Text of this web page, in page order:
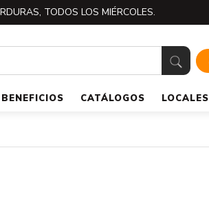
TODOS LOS MIÉRCOLES.
BENEFICIOS CATÁLOGOS LOCALES